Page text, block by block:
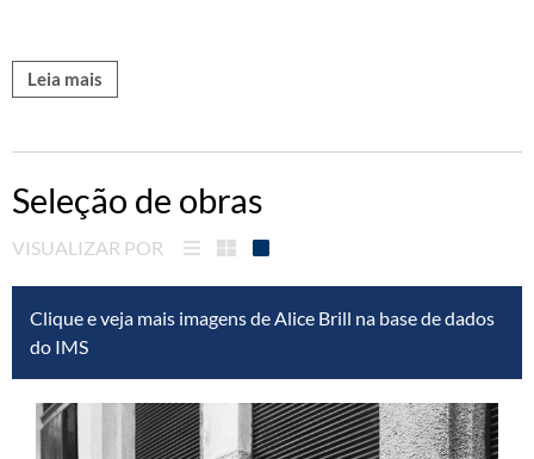
Leia mais
Seleção de obras
VISUALIZAR POR
Clique e veja mais imagens de Alice Brill na base de dados
do IMS